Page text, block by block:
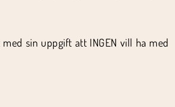
sin uppgift att INGEN vill ha med